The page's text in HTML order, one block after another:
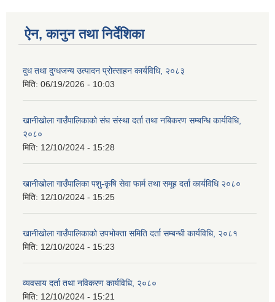
ऐन, कानुन तथा निर्देशिका
दुध तथा दुग्धजन्य उत्पादन प्रोत्साहन कार्यविधि, २०८३
मिति: 06/19/2026 - 10:03
खानीखोला गाउँपालिकाको संघ संस्था दर्ता तथा नबिकरण सम्बन्धि कार्यविधि,
२०८०
मिति: 12/10/2024 - 15:28
खानीखोला गाउँपालिका पशु-कृषि सेवा फार्म तथा समूह दर्ता कार्यविधि २०८०
मिति: 12/10/2024 - 15:25
खानीखोला गाउँपालिकाको उपभोक्ता समिति दर्ता सम्बन्धी कार्यविधि, २०८१
मिति: 12/10/2024 - 15:23
व्यवसाय दर्ता तथा नविकरण कार्यविधि, २०८०
मिति: 12/10/2024 - 15:21